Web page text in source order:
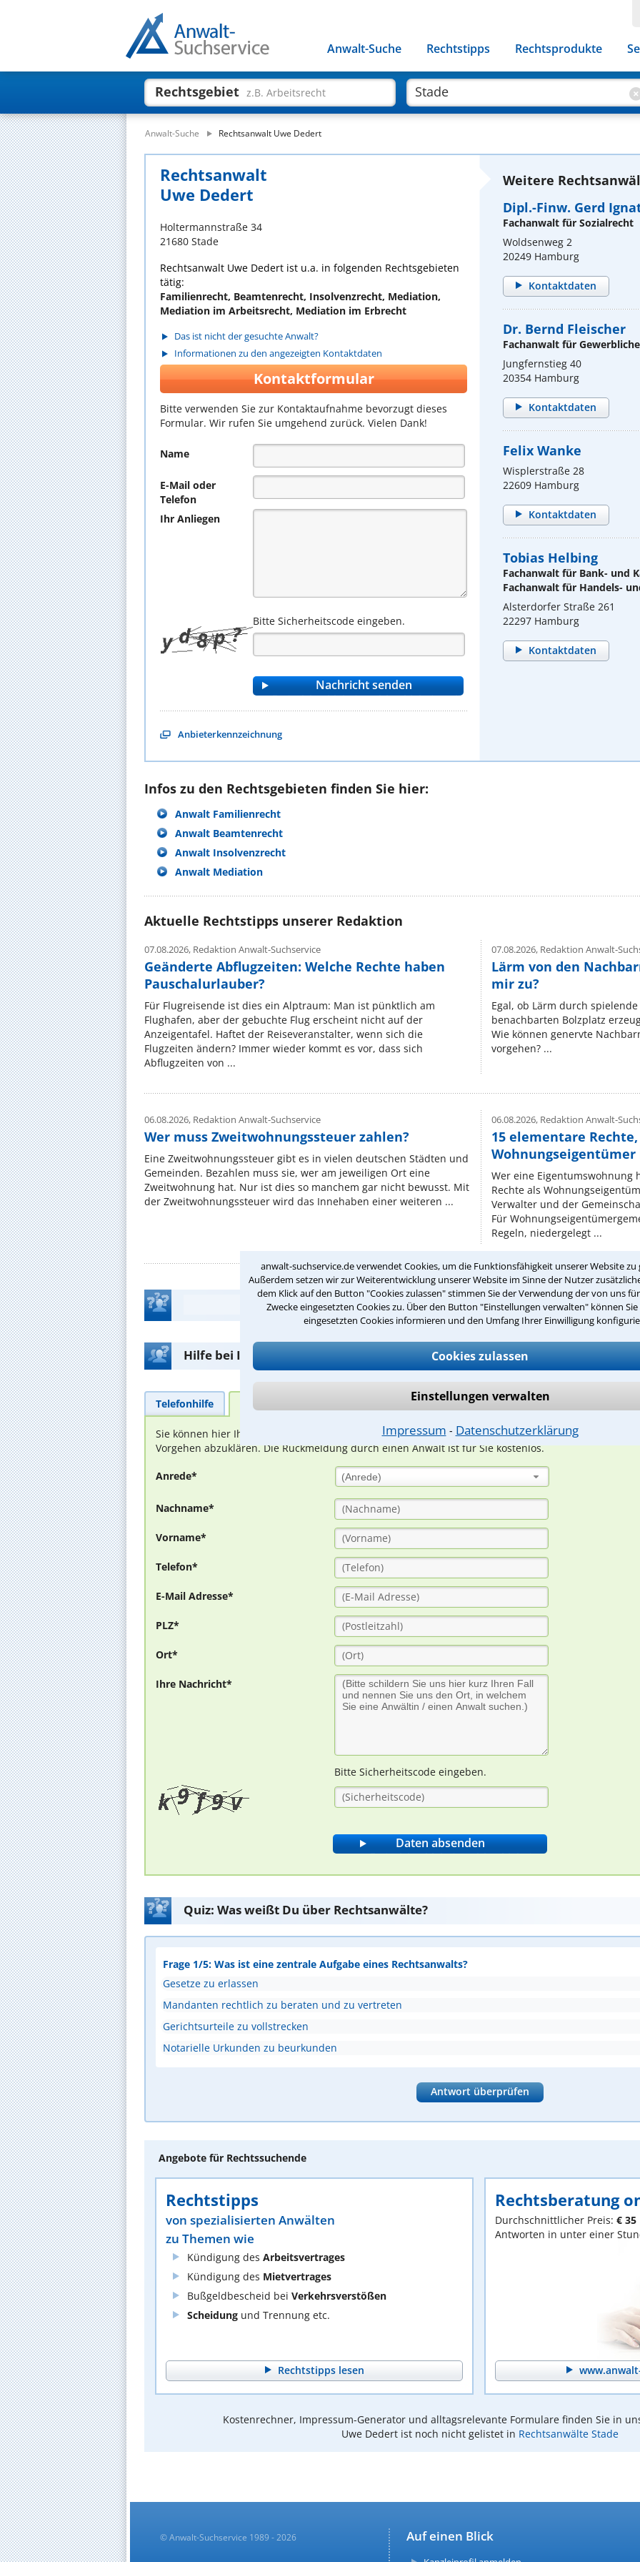
anwalt-suchservice.de verwendet Cookies, um die Funktionsfähigkeit unserer Website zu
Außerdem setzen wir zur Weiterentwicklung unserer Website im Sinne der Nutzer
dem Klick auf den Button "Cookies zulassen" stimmen Sie der Verwendung der von uns
Zwecke eingesetzten Cookies zu. Über den Button "Einstellungen verwalten" können
eingesetzten Cookies informieren und den Umfang Ihrer Einwilligung
Cookies zulassen
Einstellungen verwalten
Impressum ⁃ Datenschutzerklärung
Anwalt-Suche Rechtstipps Rechtsprodukte
Rechtsgebiet z.B. Arbeitsrecht
Anwalt-Suche Rechtsanwalt Uwe Dedert
Rechtsanwalt
Uwe Dedert
Holtermannstraße 34
21680 Stade
Rechtsanwalt Uwe Dedert ist u.a. in folgenden Rechtsgebieten
tätig:
Familienrecht, Beamtenrecht, Insolvenzrecht, Mediation,
Mediation im Arbeitsrecht, Mediation im Erbrecht
Das ist nicht der gesuchte Anwalt?
Informationen zu den angezeigten Kontaktdaten
Kontaktformular
Bitte verwenden Sie zur Kontaktaufnahme bevorzugt dieses
Formular. Wir rufen Sie umgehend zurück. Vielen Dank!
Name
E-Mail oder
Telefon
Ihr Anliegen
Bitte Sicherheitscode eingeben.
Anbieterkennzeichnung
Weitere
Dipl.-Finw. Gerd
Fachanwalt für Sozialrecht
Woldsenweg 2
20249 Hamburg
Kontaktdaten
Dr. Bernd Fleischer
Fachanwalt für
Jungfernstieg 40
20354 Hamburg
Kontaktdaten
Felix Wanke
Wisplerstraße 28
22609 Hamburg
Kontaktdaten
Tobias Helbing
Fachanwalt für Bank- und
Fachanwalt für Handels-
Alsterdorfer Straße 261
22297 Hamburg
Kontaktdaten
Infos zu den Rechtsgebieten finden Sie hier:
Anwalt Familienrecht
Anwalt Beamtenrecht
Anwalt Insolvenzrecht
Anwalt Mediation
Aktuelle Rechtstipps unserer Redaktion
07.08.2026, Redaktion Anwalt-Suchservice
Geänderte Abflugzeiten: Welche Rechte haben
Pauschalurlauber?
Für Flugreisende ist dies ein Alptraum: Man ist pünktlich am
Flughafen, aber der gebuchte Flug erscheint nicht auf der
Anzeigentafel. Haftet der Reiseveranstalter, wenn sich die
Flugzeiten ändern? Immer wieder kommt es vor, dass sich
Abflugzeiten von ...
07.08.2026,Redaktion Anwalt-
Lärm von den
mir zu?
Egal, ob Lärm durch
benachbarten Bolzplatz
Wie können genervte
vorgehen? ...
06.08.2026, Redaktion Anwalt-Suchservice
Wer muss Zweitwohnungssteuer zahlen?
Eine Zweitwohnungssteuer gibt es in vielen deutschen Städten und
Gemeinden. Bezahlen muss sie, wer am jeweiligen Ort eine
Zweitwohnung hat. Nur ist dies so manchem gar nicht bewusst. Mit
der Zweitwohnungssteuer wird das Innehaben einer weiteren ...
06.08.2026,Redaktion Anwalt-
15 elementare
Wer eine Eigentumswohnung
Rechte als
Verwalter und der
Für
Regeln, niedergelegt ...
Teste Dein Rechtswissen
Hilfe bei Ihrer Anwaltsuche?
Telefonhilfe
Sie können hier Ihren Fall schildern. Anschließend werden sich spezialisierte Rechtsanwälte bei
Vorgehen abzuklären. Die Rückmeldung durch einen Anwalt ist für Sie kostenlos.
Anrede* (Anrede)
Nachname*
Vorname*
Telefon*
E-Mail Adresse*
PLZ*
Ort*
Ihre Nachricht*
Bitte Sicherheitscode eingeben.
Quiz: Was weißt Du über Rechtsanwälte?
Frage 1/5: Was ist eine zentrale Aufgabe eines Rechtsanwalts?
Gesetze zu erlassen
Mandanten rechtlich zu beraten und zu vertreten
Gerichtsurteile zu vollstrecken
Notarielle Urkunden zu beurkunden
Antwort überprüfen
Angebote für Rechtssuchende
Rechtstipps
von spezialisierten Anwälten
zu Themen wie
Kündigung des Arbeitsvertrages
Kündigung des Mietvertrages
Bußgeldbescheid bei Verkehrsverstößen
Scheidung und Trennung etc.
Rechtstipps lesen
Rechtsberatung
Durchschnittlicher Preis: € 35
Antworten in unter einer
Kostenrechner, Impressum-Generator und alltagsrelevante Formulare finden Sie in
Uwe Dedert ist noch nicht gelistet in Rechtsanwälte Stade
Auf einen Blick
© Anwalt-Suchservice 1989 - 2026